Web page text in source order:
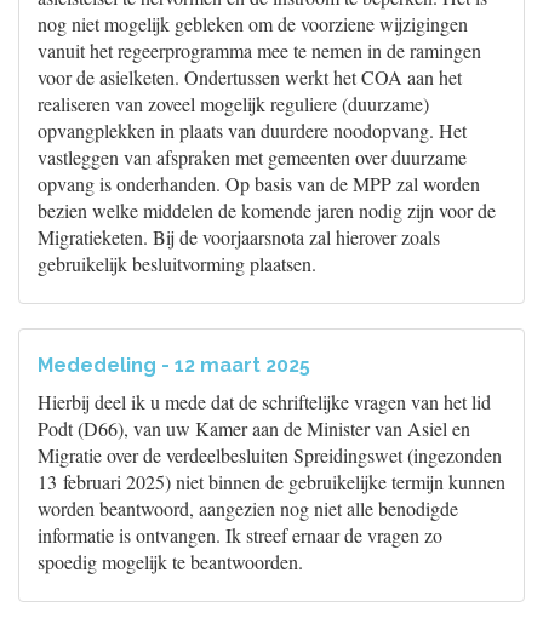
nog niet mogelijk gebleken om de voorziene wijzigingen
vanuit het regeerprogramma mee te nemen in de ramingen
voor de asielketen. Ondertussen werkt het COA aan het
realiseren van zoveel mogelijk reguliere (duurzame)
opvangplekken in plaats van duurdere noodopvang. Het
vastleggen van afspraken met gemeenten over duurzame
opvang is onderhanden. Op basis van de MPP zal worden
bezien welke middelen de komende jaren nodig zijn voor de
Migratieketen. Bij de voorjaarsnota zal hierover zoals
gebruikelijk besluitvorming plaatsen.
Mededeling - 12 maart 2025
Hierbij deel ik u mede dat de schriftelijke vragen van het lid
Podt (D66), van uw Kamer aan de Minister van Asiel en
Migratie over de verdeelbesluiten Spreidingswet (ingezonden
13 februari 2025) niet binnen de gebruikelijke termijn kunnen
worden beantwoord, aangezien nog niet alle benodigde
informatie is ontvangen. Ik streef ernaar de vragen zo
spoedig mogelijk te beantwoorden.